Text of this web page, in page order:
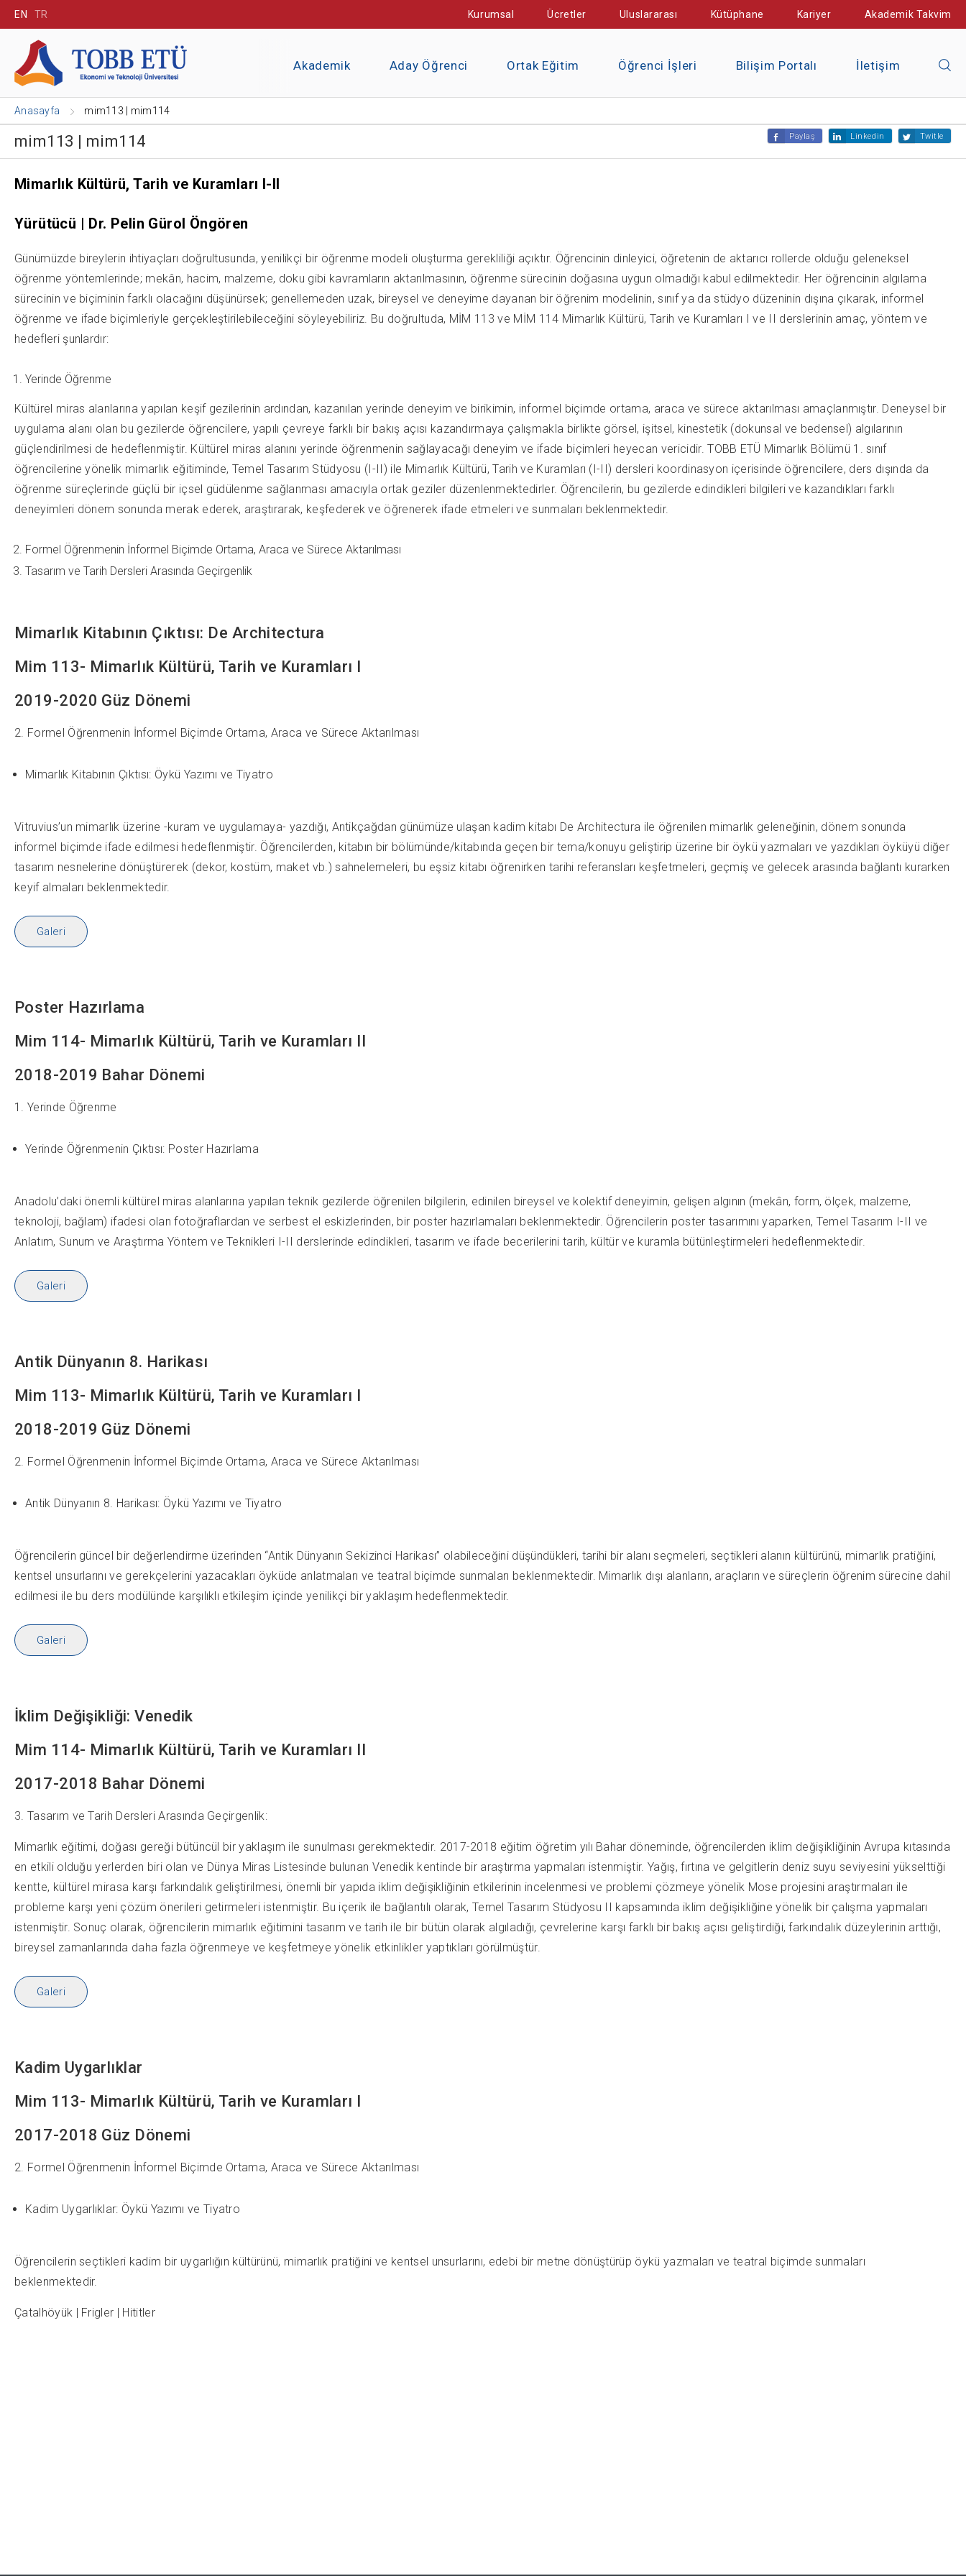
EN TR Kurumsal Ücretler Uluslararası Kütüphane Kariyer Akademik Takvim
Akademik Aday Öğrenci Ortak Eğitim Öğrenci İşleri Bilişim Portalı İletişim
Anasayfa mim113 | mim114
mim113 | mim114 Paylaş Linkedin Twitle
Mimarlık Kültürü, Tarih ve Kuramları I-II
Yürütücü | Dr. Pelin Gürol Öngören
Günümüzde bireylerin ihtiyaçları doğrultusunda, yenilikçi bir öğrenme modeli oluşturma gerekliliği açıktır. Öğrencinin dinleyici, öğretenin de aktarıcı rollerde olduğu geleneksel
öğrenme yöntemlerinde; mekân, hacim, malzeme, doku gibi kavramların aktarılmasının, öğrenme sürecinin doğasına uygun olmadığı kabul edilmektedir. Her öğrencinin algılama
sürecinin ve biçiminin farklı olacağını düşünürsek; genellemeden uzak, bireysel ve deneyime dayanan bir öğrenim modelinin, sınıf ya da stüdyo düzeninin dışına çıkarak, informel
öğrenme ve ifade biçimleriyle gerçekleştirilebileceğini söyleyebiliriz. Bu doğrultuda, MİM 113 ve MİM 114 Mimarlık Kültürü, Tarih ve Kuramları I ve II derslerinin amaç, yöntem ve
hedefleri şunlardır:
Yerinde Öğrenme
Kültürel miras alanlarına yapılan keşif gezilerinin ardından, kazanılan yerinde deneyim ve birikimin, informel biçimde ortama, araca ve sürece aktarılması amaçlanmıştır. Deneysel bir
uygulama alanı olan bu gezilerde öğrencilere, yapılı çevreye farklı bir bakış açısı kazandırmaya çalışmakla birlikte görsel, işitsel, kinestetik (dokunsal ve bedensel) algılarının
güçlendirilmesi de hedeflenmiştir. Kültürel miras alanını yerinde öğrenmenin sağlayacağı deneyim ve ifade biçimleri heyecan vericidir. TOBB ETÜ Mimarlık Bölümü 1. sınıf
öğrencilerine yönelik mimarlık eğitiminde, Temel Tasarım Stüdyosu (I-II) ile Mimarlık Kültürü, Tarih ve Kuramları (I-II) dersleri koordinasyon içerisinde öğrencilere, ders dışında da
öğrenme süreçlerinde güçlü bir içsel güdülenme sağlanması amacıyla ortak geziler düzenlenmektedirler. Öğrencilerin, bu gezilerde edindikleri bilgileri ve kazandıkları farklı
deneyimleri dönem sonunda merak ederek, araştırarak, keşfederek ve öğrenerek ifade etmeleri ve sunmaları beklenmektedir.
Formel Öğrenmenin İnformel Biçimde Ortama, Araca ve Sürece Aktarılması
Tasarım ve Tarih Dersleri Arasında Geçirgenlik
Mimarlık Kitabının Çıktısı: De Architectura
Mim 113- Mimarlık Kültürü, Tarih ve Kuramları I
2019-2020 Güz Dönemi
2. Formel Öğrenmenin İnformel Biçimde Ortama, Araca ve Sürece Aktarılması
Mimarlık Kitabının Çıktısı: Öykü Yazımı ve Tiyatro
Vitruvius’un mimarlık üzerine -kuram ve uygulamaya- yazdığı, Antikçağdan günümüze ulaşan kadim kitabı De Architectura ile öğrenilen mimarlık geleneğinin, dönem sonunda
informel biçimde ifade edilmesi hedeflenmiştir. Öğrencilerden, kitabın bir bölümünde/kitabında geçen bir tema/konuyu geliştirip üzerine bir öykü yazmaları ve yazdıkları öyküyü diğer
tasarım nesnelerine dönüştürerek (dekor, kostüm, maket vb.) sahnelemeleri, bu eşsiz kitabı öğrenirken tarihi referansları keşfetmeleri, geçmiş ve gelecek arasında bağlantı kurarken
keyif almaları beklenmektedir.
Galeri
Poster Hazırlama
Mim 114- Mimarlık Kültürü, Tarih ve Kuramları II
2018-2019 Bahar Dönemi
1. Yerinde Öğrenme
Yerinde Öğrenmenin Çıktısı: Poster Hazırlama
Anadolu’daki önemli kültürel miras alanlarına yapılan teknik gezilerde öğrenilen bilgilerin, edinilen bireysel ve kolektif deneyimin, gelişen algının (mekân, form, ölçek, malzeme,
teknoloji, bağlam) ifadesi olan fotoğraflardan ve serbest el eskizlerinden, bir poster hazırlamaları beklenmektedir. Öğrencilerin poster tasarımını yaparken, Temel Tasarım I-II ve
Anlatım, Sunum ve Araştırma Yöntem ve Teknikleri I-II derslerinde edindikleri, tasarım ve ifade becerilerini tarih, kültür ve kuramla bütünleştirmeleri hedeflenmektedir.
Galeri
Antik Dünyanın 8. Harikası
Mim 113- Mimarlık Kültürü, Tarih ve Kuramları I
2018-2019 Güz Dönemi
2. Formel Öğrenmenin İnformel Biçimde Ortama, Araca ve Sürece Aktarılması
Antik Dünyanın 8. Harikası: Öykü Yazımı ve Tiyatro
Öğrencilerin güncel bir değerlendirme üzerinden “Antik Dünyanın Sekizinci Harikası” olabileceğini düşündükleri, tarihi bir alanı seçmeleri, seçtikleri alanın kültürünü, mimarlık pratiğini,
kentsel unsurlarını ve gerekçelerini yazacakları öyküde anlatmaları ve teatral biçimde sunmaları beklenmektedir. Mimarlık dışı alanların, araçların ve süreçlerin öğrenim sürecine dahil
edilmesi ile bu ders modülünde karşılıklı etkileşim içinde yenilikçi bir yaklaşım hedeflenmektedir.
​Galeri
İklim Değişikliği: Venedik
Mim 114- Mimarlık Kültürü, Tarih ve Kuramları II
2017-2018 Bahar Dönemi
3. Tasarım ve Tarih Dersleri Arasında Geçirgenlik:
Mimarlık eğitimi, doğası gereği bütüncül bir yaklaşım ile sunulması gerekmektedir. 2017-2018 eğitim öğretim yılı Bahar döneminde, öğrencilerden iklim değişikliğinin Avrupa kıtasında
en etkili olduğu yerlerden biri olan ve Dünya Miras Listesinde bulunan Venedik kentinde bir araştırma yapmaları istenmiştir. Yağış, fırtına ve gelgitlerin deniz suyu seviyesini yükselttiği
kentte, kültürel mirasa karşı farkındalık geliştirilmesi, önemli bir yapıda iklim değişikliğinin etkilerinin incelenmesi ve problemi çözmeye yönelik Mose projesini araştırmaları ile
probleme karşı yeni çözüm önerileri getirmeleri istenmiştir. Bu içerik ile bağlantılı olarak, Temel Tasarım Stüdyosu II kapsamında iklim değişikliğine yönelik bir çalışma yapmaları
istenmiştir. Sonuç olarak, öğrencilerin mimarlık eğitimini tasarım ve tarih ile bir bütün olarak algıladığı, çevrelerine karşı farklı bir bakış açısı geliştirdiği, farkındalık düzeylerinin arttığı,
bireysel zamanlarında daha fazla öğrenmeye ve keşfetmeye yönelik etkinlikler yaptıkları görülmüştür.
Galeri
Kadim Uygarlıklar
Mim 113- Mimarlık Kültürü, Tarih ve Kuramları I
2017-2018 Güz Dönemi
2. Formel Öğrenmenin İnformel Biçimde Ortama, Araca ve Sürece Aktarılması
Kadim Uygarlıklar: Öykü Yazımı ve Tiyatro
Öğrencilerin seçtikleri kadim bir uygarlığın kültürünü, mimarlık pratiğini ve kentsel unsurlarını, edebi bir metne dönüştürüp öykü yazmaları ve teatral biçimde sunmaları
beklenmektedir.
​Çatalhöyük | Frigler | Hititler